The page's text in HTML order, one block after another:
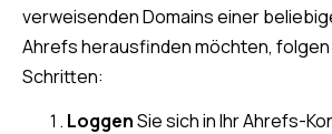
verweisenden Domains einer
Ahrefs herausfinden möchten, folgen
Schritten:
LoggenSie sich in Ihr Ahrefs-